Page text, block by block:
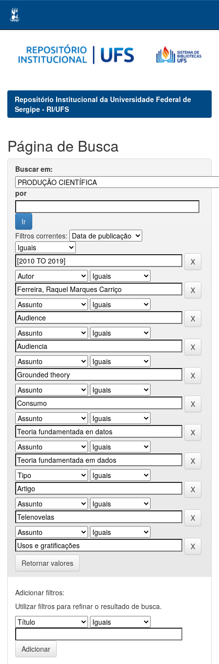
navigation
Repositório Institucional da Universidade Federal de
Sergipe - RI/UFS
Página de Busca
Buscar em:
por
Filtros correntes:
Retornar valores
Adicionar filtros:
Utilizar filtros para refinar o resultado de busca.